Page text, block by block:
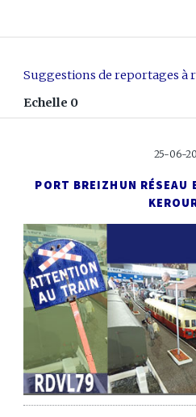
Suggestions de reportages à
Echelle 0
25-06-
PORT BREIZH UN RÉSEAU